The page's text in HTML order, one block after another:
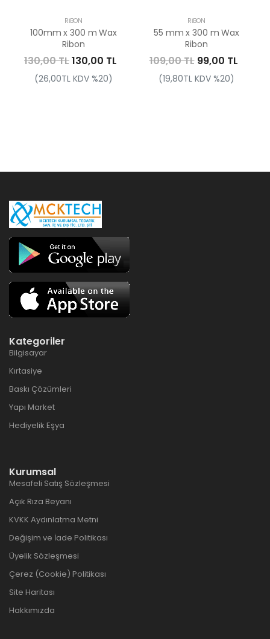
RIBON
100mm x 300 m Wax
Ribon
130,00 TL130,00 TL
(26,00TL KDV %20)
RIBON
55 mm x 300 m Wax
Ribon
109,00 TL 99,00 TL
(19,80TL KDV %20)
Kategoriler
Bilgisayar
Kırtasiye
Baskı Çözümleri
Yapı Market
Hediyelik Eşya
Kurumsal
Mesafeli Satış Sözleşmesi
Açık Rıza Beyanı
KVKK Aydınlatma Metni
Değişim ve İade Politikası
Üyelik Sözleşmesi
Çerez (Cookie) Politikası
Site Haritası
Hakkımızda